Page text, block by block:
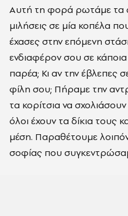
Αυτή τη φορά ρωτάμε τα
μιλήσεις σε μία κοπέλα
έχασες στην επόμενη
ενδιαφέρον σου σε
παρέα; Κι αν την έβλεπες
φίλη σου; Πήραμε την
τα κορίτσια να
όλοι έχουν τα δίκια τους
μέση. Παραθέτουμε
σοφίας που